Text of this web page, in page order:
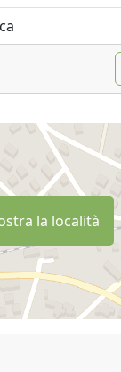
la località